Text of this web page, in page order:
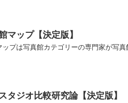
マップ【決定版】
プは写真館カテゴリーの専門家が写
タジオ比較研究論【決定版】